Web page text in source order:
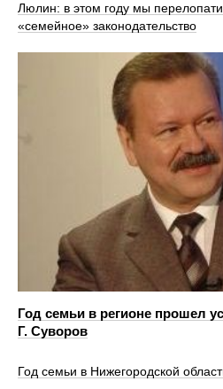
Люлин: в этом году мы
«семейное» законодательство
Год семьи в регионе прошел
Г. Суворов
Год семьи в Нижегородской